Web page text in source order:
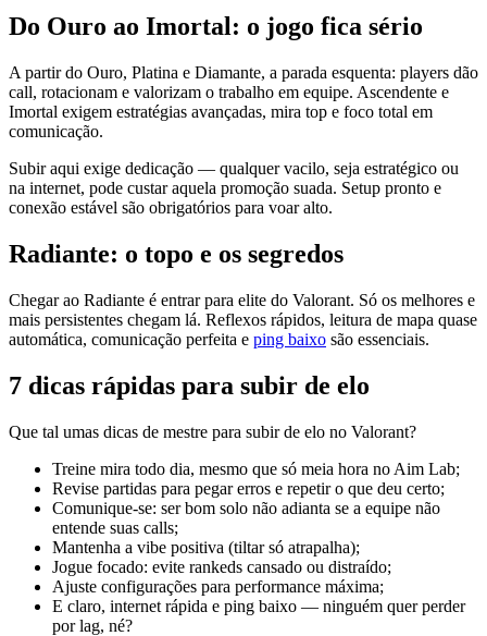
Do Ouro ao Imortal: o jogo fica sério
A partir do Ouro, Platina e Diamante, a parada esquenta: players dão
call, rotacionam e valorizam o trabalho em equipe. Ascendente e
Imortal exigem estratégias avançadas, mira top e foco total em
comunicação.
Subir aqui exige dedicação — qualquer vacilo, seja estratégico ou
na internet, pode custar aquela promoção suada. Setup pronto e
conexão estável são obrigatórios para voar alto.
Radiante: o topo e os segredos
Chegar ao Radiante é entrar para elite do Valorant. Só os melhores e
mais persistentes chegam lá. Reflexos rápidos, leitura de mapa quase
automática, comunicação perfeita e ping baixo são essenciais.
7 dicas rápidas para subir de elo
Que tal umas dicas de mestre para subir de elo no Valorant?
Treine mira todo dia, mesmo que só meia hora no Aim Lab;
Revise partidas para pegar erros e repetir o que deu certo;
Comunique-se: ser bom solo não adianta se a equipe não
entende suas calls;
Mantenha a vibe positiva (tiltar só atrapalha);
Jogue focado: evite rankeds cansado ou distraído;
Ajuste configurações para performance máxima;
E claro, internet rápida e ping baixo — ninguém quer perder
por lag, né?